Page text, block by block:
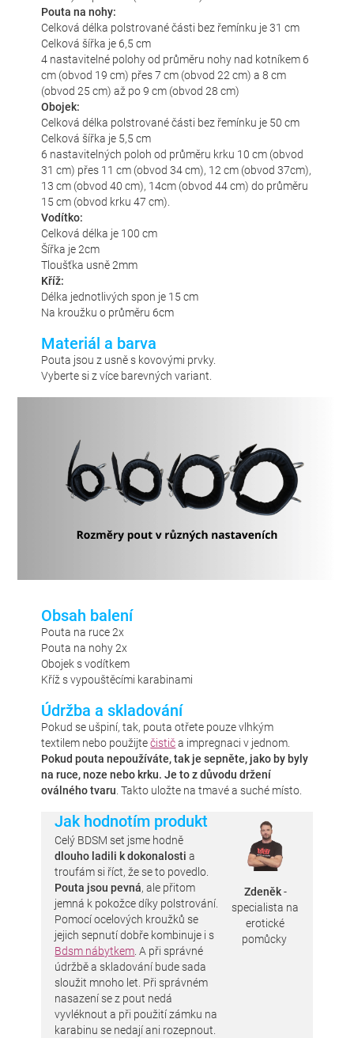
Pouta na nohy:
Celková délka polstrované části bez řemínku je 31 cm
Celková šířka je 6,5 cm
4 nastavitelné polohy od průměru nohy nad kotníkem 6
cm (obvod 19 cm) přes 7 cm (obvod 22 cm) a 8 cm
(obvod 25 cm) až po 9 cm (obvod 28 cm)
Obojek:
Celková délka polstrované části bez řemínku je 50 cm
Celková šířka je 5,5 cm
6 nastavitelných poloh od průměru krku 10 cm (obvod
31 cm) přes 11 cm (obvod 34 cm), 12 cm (obvod 37cm),
13 cm (obvod 40 cm), 14cm (obvod 44 cm) do průměru
15 cm (obvod krku 47 cm).
Vodítko:
Celková délka je 100 cm
Šířka je 2cm
Tloušťka usně 2mm
Kříž:
Délka jednotlivých spon je 15 cm
Na kroužku o průměru 6cm
Materiál a barva
Pouta jsou z usně s kovovými prvky.
Vyberte si z více barevných variant.
Obsah balení
Pouta na ruce 2x
Pouta na nohy 2x
Obojek s vodítkem
Kříž s vypouštěcími karabinami
Údržba a skladování
Pokud se ušpiní, tak, pouta otřete pouze vlhkým
textilem nebo použijtečističa impregnaci v jednom.
Pokud pouta nepoužíváte, tak je sepněte, jako by byly
na ruce, noze nebo krku. Je to z důvodu držení
oválného tvaru. Takto uložte na tmavé a suché místo.
Jak hodnotím produkt
Celý BDSM set jsme hodně
dlouho ladili k dokonalosti a
troufám si říct, že se to povedlo.
Pouta jsou pevná, ale přitom
jemná k pokožce díky polstrování.
Pomocí ocelových kroužků se
jejich sepnutí dobře kombinuje i s
Bdsm nábytkem. A při správné
údržbě a skladování bude sada
sloužit mnoho let. Při správném
nasazení se z pout nedá
vyvléknout a při použití zámku na
karabinu se nedají ani rozepnout.
Zdeněk-
specialista na
erotické
pomůcky